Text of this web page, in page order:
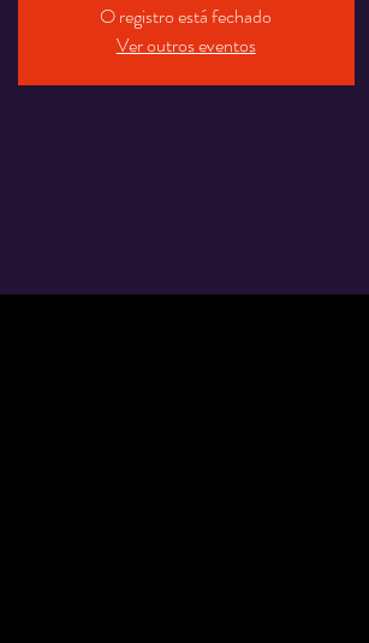
O registro está fechado
Ver outros eventos